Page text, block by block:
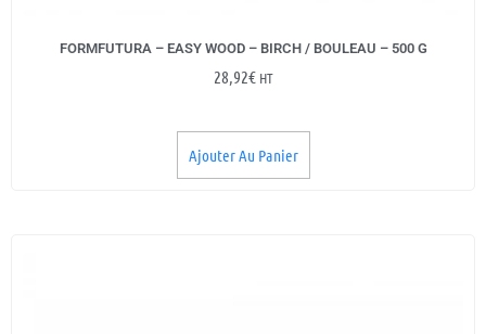
FORMFUTURA – EASY WOOD – BIRCH / BOULEAU – 500 G
28,92€ HT
Ajouter Au Panier